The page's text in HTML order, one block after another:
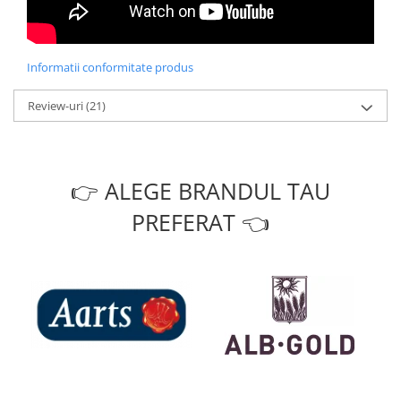
Informatii conformitate produs
Review-uri(21)
👉 ALEGE BRANDUL TAU
PREFERAT 👈